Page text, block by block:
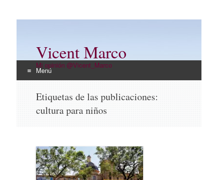
Vicent Marco
Mi opinión @Vicent_Marco
Menú
contenido
Etiquetas de las publicaciones:
cultura para niños